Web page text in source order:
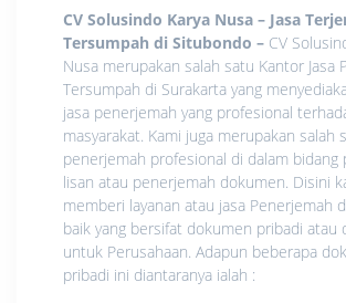
CV Solusindo Karya Nusa – Jasa
Tersumpah di Situbondo – CV
Nusa merupakan salah satu Kantor Jasa
Tersumpah di Surakarta yang
jasa penerjemah yang profesional
masyarakat. Kami juga merupakan salah
penerjemah profesional di dalam bidang
lisan atau penerjemah dokumen. Disini
memberi layanan atau jasa Penerjemah
baik yang bersifat dokumen pribadi atau
untuk Perusahaan. Adapun beberapa
pribadi ini diantaranya ialah :